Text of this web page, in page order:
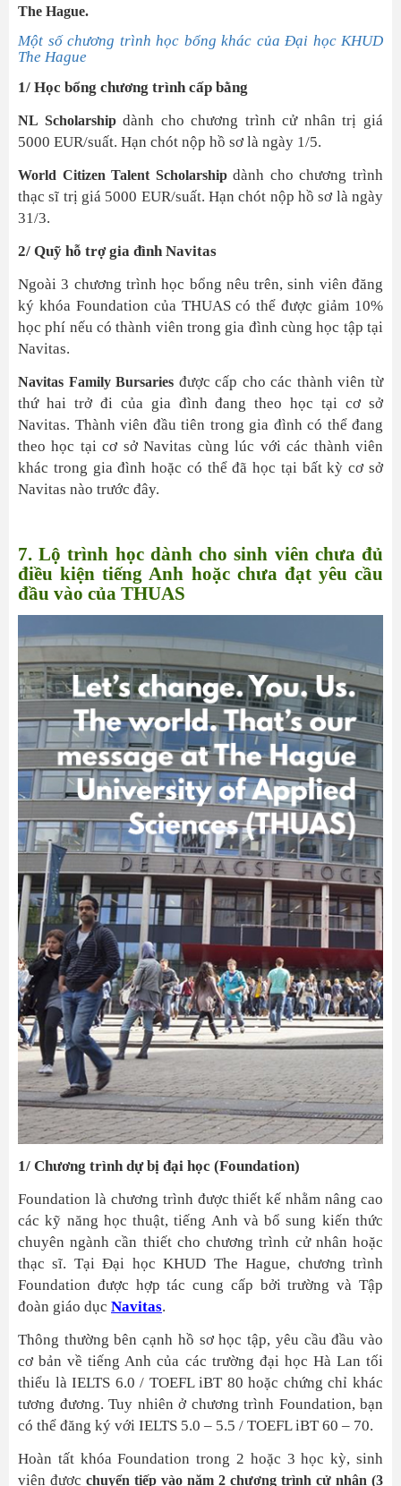
The Hague.
Một số chương trình học bổng khác của Đại học KHUD
The Hague
1/ Học bổng chương trình cấp bằng
NL Scholarshipdành cho chương trình cử nhân trị giá
5000 EUR/suất. Hạn chót nộp hồ sơ là ngày 1/5.
World Citizen Talent Scholarshipdành cho chương trình
thạc sĩ trị giá 5000 EUR/suất. Hạn chót nộp hồ sơ là ngày
31/3.
2/ Quỹ hỗ trợ gia đình Navitas
Ngoài 3 chương trình học bổng nêu trên, sinh viên đăng
ký khóa Foundation của THUAS có thể được giảm 10%
học phí nếu có thành viên trong gia đình cùng học tập tại
Navitas.
Navitas Family Bursaries được cấp cho các thành viên từ
thứ hai trở đi của gia đình đang theo học tại cơ sở
Navitas. Thành viên đầu tiên trong gia đình có thể đang
theo học tại cơ sở Navitas cùng lúc với các thành viên
khác trong gia đình hoặc có thể đã học tại bất kỳ cơ sở
Navitas nào trước đây.
7. Lộ trình học dành cho sinh viên chưa đủ
điều kiện tiếng Anh hoặc chưa đạt yêu cầu
đầu vào của THUAS
1/ Chương trình dự bị đại học (Foundation)
Foundation là chương trình được thiết kế nhằm nâng cao
các kỹ năng học thuật, tiếng Anh và bổ sung kiến thức
chuyên ngành cần thiết cho chương trình cử nhân hoặc
thạc sĩ. Tại Đại học KHUD The Hague, chương trình
Foundation được hợp tác cung cấp bởi trường và Tập
đoàn giáo dục Navitas.
Thông thường bên cạnh hồ sơ học tập, yêu cầu đầu vào
cơ bản về tiếng Anh của các trường đại học Hà Lan tối
thiểu là IELTS 6.0 / TOEFL iBT 80 hoặc chứng chỉ khác
tương đương. Tuy nhiên ở chương trình Foundation, bạn
có thể đăng ký với IELTS 5.0 – 5.5 / TOEFL iBT 60 – 70.
Hoàn tất khóa Foundation trong 2 hoặc 3 học kỳ, sinh
viên được chuyển tiếp vào năm 2 chương trình cử nhân (3